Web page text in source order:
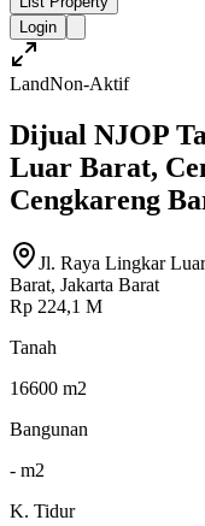
Login
LandNon-Aktif
Dijual NJOP
Luar Barat,
Cengkareng
Jl. Raya Lingkar
Barat, Jakarta Barat
Rp 224,1 M
Tanah
16600 m2
Bangunan
- m2
K. Tidur